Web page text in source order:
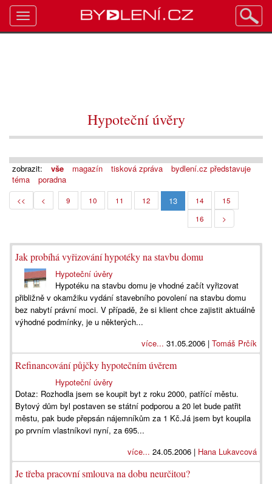
Hypoteční úvěry
zobrazit: vše magazín tisková zpráva
bydlení.cz představuje
téma
poradna
<< < 9 10 11 12 13 14
15
16
>
Jak probíhá vyřizování hypotéky na stavbu domu
Hypoteční úvěry
Hypotéku na stavbu domu je vhodné začít vyřizovat
přibližně v okamžiku vydání stavebního povolení na stavbu domu
bez nabytí právní moci. V případě, že si klient chce zajistit aktuálně
výhodné podmínky, je u některých...
více... 31.05.2006 | Tomáš Prčík
Refinancování půjčky hypotečním úvěrem
Hypoteční úvěry
Dotaz: Rozhodla jsem se koupit byt z roku 2000, patřící městu.
Bytový dům byl postaven se státní podporou a 20 let bude patřit
městu, pak bude přepsán nájemníkům za 1 Kč.Já jsem byt koupila
po prvním vlastníkovi nyní, za 695...
více... 24.05.2006 | Hana Lukavcová
Je třeba pracovní smlouva na dobu neurčitou?
Toggle
navigation